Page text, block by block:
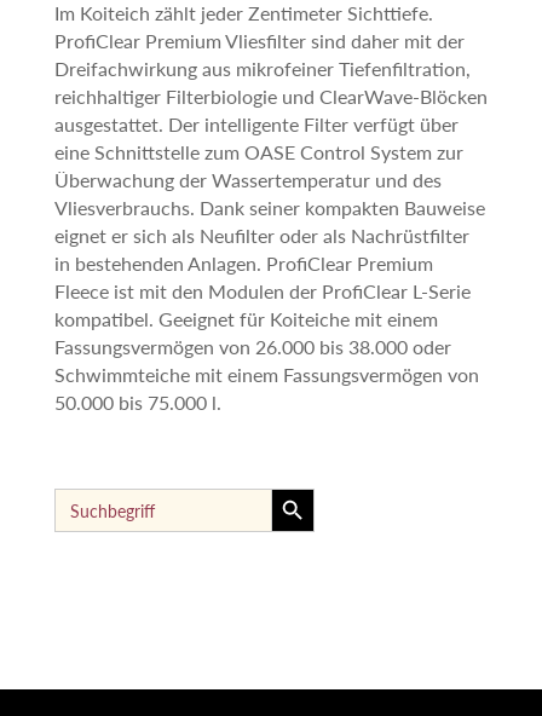
Im Koiteich zählt jeder Zentimeter Sichttiefe.
ProfiClear Premium Vliesfilter sind daher mit der
Dreifachwirkung aus mikrofeiner Tiefenfiltration,
reichhaltiger Filterbiologie und ClearWave-Blöcken
ausgestattet. Der intelligente Filter verfügt über
eine Schnittstelle zum OASE Control System zur
Überwachung der Wassertemperatur und des
Vliesverbrauchs. Dank seiner kompakten Bauweise
eignet er sich als Neufilter oder als Nachrüstfilter
in bestehenden Anlagen. ProfiClear Premium
Fleece ist mit den Modulen der ProfiClear L-Serie
kompatibel. Geeignet für Koiteiche mit einem
Fassungsvermögen von 26.000 bis 38.000 oder
Schwimmteiche mit einem Fassungsvermögen von
50.000 bis 75.000 l.
Search
for:
Search Button